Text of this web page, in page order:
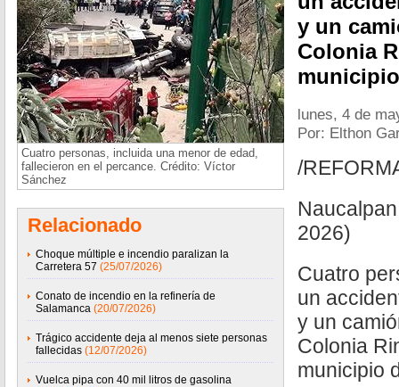
Cuatro personas, incluida una menor de edad,
fallecieron en el percance. Crédito: Víctor
Sánchez
Relacionado
Choque múltiple e incendio paralizan la
Carretera 57 (25/07/2026)
Conato de incendio en la refinería de
Salamanca (20/07/2026)
Trágico accidente deja al menos siete personas
fallecidas (12/07/2026)
Vuelca pipa con 40 mil litros de gasolina
y un
Colonia
lunes, 4 de
Por: Elthon
/
2026)
Cuatro
un
y un
Colonia
municipio